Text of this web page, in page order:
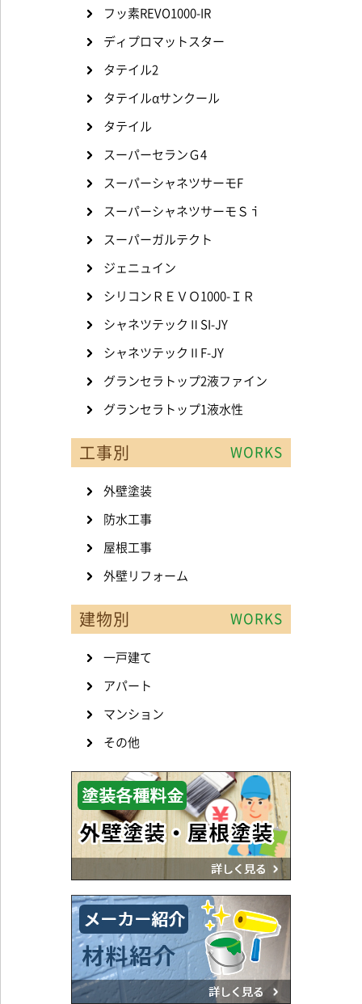
フッ素REVO1000-IR
ディプロマットスター
タテイル2
タテイルαサンクール
タテイル
スーパーセランＧ4
スーパーシャネツサーモF
スーパーシャネツサーモＳｉ
スーパーガルテクト
ジェニュイン
シリコンＲＥＶＯ1000-ＩＲ
シャネツテックⅡSI-JY
シャネツテックⅡF-JY
グランセラトップ2液ファイン
グランセラトップ1液水性
工事別 WORKS
外壁塗装
防水工事
屋根工事
外壁リフォーム
建物別 WORKS
一戸建て
アパート
マンション
その他